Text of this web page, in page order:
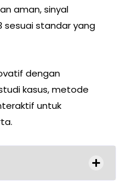
aman, sinyal
sesuai standar yang
dengan
kasus, metode
untuk